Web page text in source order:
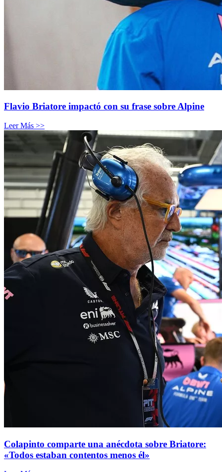
Flavio Briatore impactó con su frase sobre Alpine
Leer Más >>
Colapinto comparte una anécdota sobre Briatore:
«Todos estaban contentos menos él»